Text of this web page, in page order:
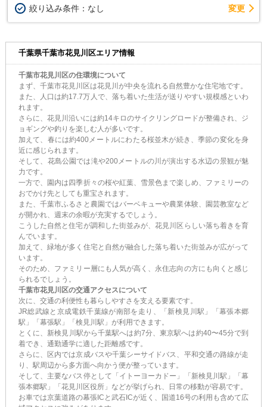
絞り込み条件： なし 変更
千葉県千葉市花見川区エリア情報
千葉市花見川区の住環境について
まず、千葉市花見川区は花見川が中央を流れる自然豊かな住宅地です。
また、人口は約17.7万人で、落ち着いた生活が送りやすい規模感といわ
れます。
さらに、花見川沿いには約14キロのサイクリングロードが整備され、ジ
ョギングや釣りを楽しむ人が多いです。
加えて、春には約400メートルにわたる桜並木が続き、季節の変化を身
近に感じられます。
そして、花島公園では滝や200メートルの川が演出する水辺の景観が魅
力です。
一方で、園内は四季折々の桜や紅葉、雪景色まで楽しめ、ファミリーの
おでかけ先としても重宝されます。
また、千葉市ふるさと農園ではバーベキューや農業体験、園芸教室など
が開かれ、週末の余暇が充実するでしょう。
こうした自然と住宅が調和した街並みが、花見川区らしい落ち着きを育
んでいます。
加えて、緑地が多く住宅と自然が融合した落ち着いた街並みが広がって
います。
そのため、ファミリー層にも人気が高く、永住志向の方にも向くと感じ
られるでしょう。
千葉市花見川区の交通アクセスについて
次に、交通の利便性も暮らしやすさを支える要素です。
JR総武線と京成電鉄千葉線が南部を走り、「新検見川駅」「幕張本郷
駅」「幕張駅」「検見川駅」が利用できます。
とくに、新検見川駅から千葉駅へは約7分、東京駅へは約40〜45分で到
着でき、通勤通学に適した距離感です。
さらに、区内では京成バスや千葉シーサイドバス、平和交通の路線が走
り、駅周辺から多方面へ向かう便が整っています。
そして、主要なバス停として「イトーヨーカドー」「新検見川駅」「幕
張本郷駅」「花見川区役所」などが挙げられ、日常の移動が容易です。
お車では京葉道路の幕張ICと武石ICが近く、国道16号の利用も含めて広